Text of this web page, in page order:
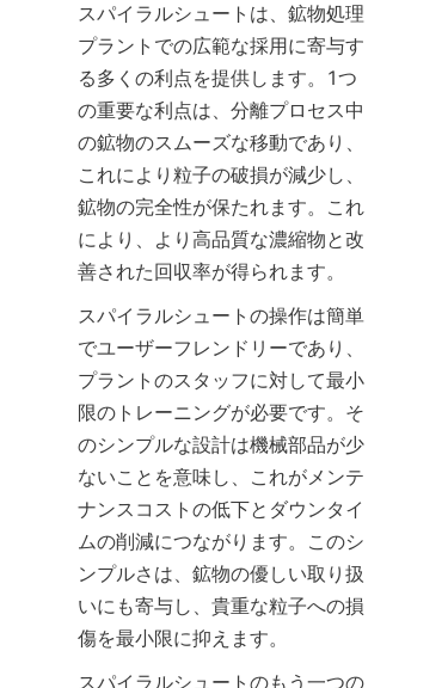
スパイラルシュートは、鉱物処理
プラントでの広範な採用に寄与す
る多くの利点を提供します。1つ
の重要な利点は、分離プロセス中
の鉱物のスムーズな移動であり、
これにより粒子の破損が減少し、
鉱物の完全性が保たれます。これ
により、より高品質な濃縮物と改
善された回収率が得られます。
スパイラルシュートの操作は簡単
でユーザーフレンドリーであり、
プラントのスタッフに対して最小
限のトレーニングが必要です。そ
のシンプルな設計は機械部品が少
ないことを意味し、これがメンテ
ナンスコストの低下とダウンタイ
ムの削減につながります。このシ
ンプルさは、鉱物の優しい取り扱
いにも寄与し、貴重な粒子への損
傷を最小限に抑えます。
スパイラルシュートのもう一つの